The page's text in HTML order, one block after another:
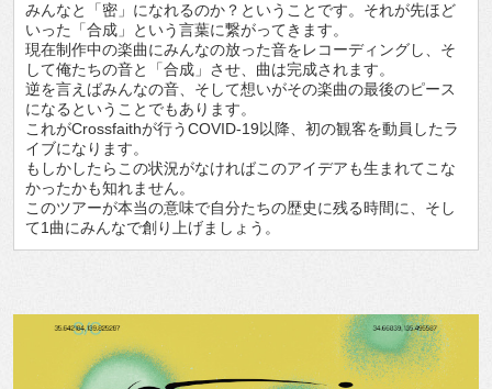
みんなと「密」になれるのか？ということです。それが先ほど
いった「合成」という言葉に繋がってきます。
現在制作中の楽曲にみんなの放った音をレコーディングし、そ
して俺たちの音と「合成」させ、曲は完成されます。
逆を言えばみんなの音、そして想いがその楽曲の最後のピース
になるということでもあります。
これがCrossfaithが行うCOVID-19以降、初の観客を動員したラ
イブになります。
もしかしたらこの状況がなければこのアイデアも生まれてこな
かったかも知れません。
このツアーが本当の意味で自分たちの歴史に残る時間に、そし
て1曲にみんなで創り上げましょう。